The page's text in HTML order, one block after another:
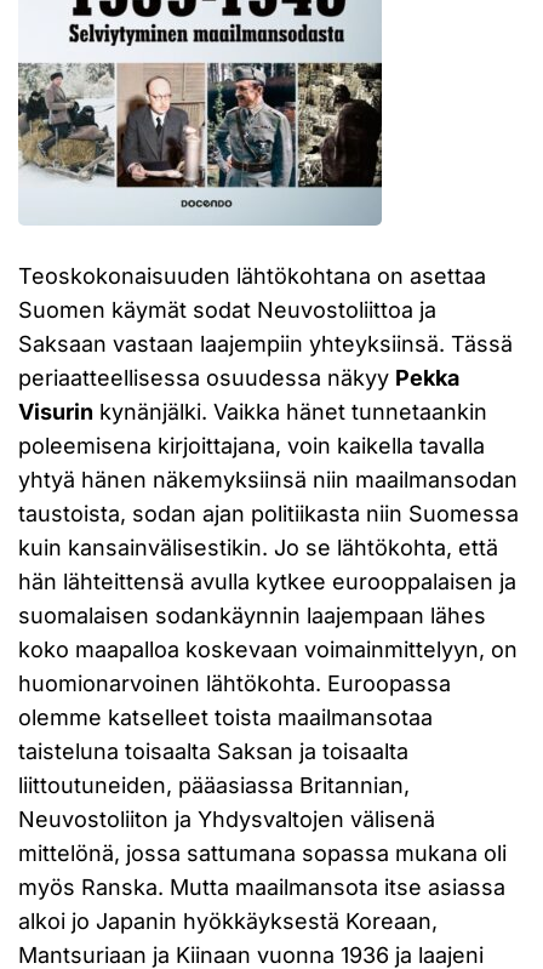
Teoskokonaisuuden lähtökohtana on asettaa
Suomen käymät sodat Neuvostoliittoa ja
Saksaan vastaan laajempiin yhteyksiinsä. Tässä
periaatteellisessa osuudessa näkyy Pekka
Visurin kynänjälki. Vaikka hänet tunnetaankin
poleemisena kirjoittajana, voin kaikella tavalla
yhtyä hänen näkemyksiinsä niin maailmansodan
taustoista, sodan ajan politiikasta niin Suomessa
kuin kansainvälisestikin. Jo se lähtökohta, että
hän lähteittensä avulla kytkee eurooppalaisen ja
suomalaisen sodankäynnin laajempaan lähes
koko maapalloa koskevaan voimainmittelyyn, on
huomionarvoinen lähtökohta. Euroopassa
olemme katselleet toista maailmansotaa
taisteluna toisaalta Saksan ja toisaalta
liittoutuneiden, pääasiassa Britannian,
Neuvostoliiton ja Yhdysvaltojen välisenä
mittelönä, jossa sattumana sopassa mukana oli
myös Ranska. Mutta maailmansota itse asiassa
alkoi jo Japanin hyökkäyksestä Koreaan,
Mantsuriaan ja Kiinaan vuonna 1936 ja laajeni